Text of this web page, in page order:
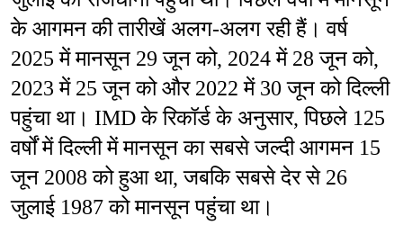
के आगमन की तारीखें अलग-अलग रही हैं। वर्ष
2025 में मानसून 29 जून को, 2024 में 28 जून को,
2023 में 25 जून को और 2022 में 30 जून को दिल्ली
पहुंचा था। IMD के रिकॉर्ड के अनुसार, पिछले 125
वर्षों में दिल्ली में मानसून का सबसे जल्दी आगमन 15
जून 2008 को हुआ था, जबकि सबसे देर से 26
जुलाई 1987 को मानसून पहुंचा था।